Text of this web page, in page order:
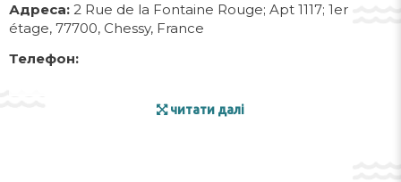
toate zonele
Шахматы / Настольные игры /
велосипеде / Ciclism
Адреса: 2 Rue de la Fontaine Rouge; Apt 1117; 1er
étage, 77700, Chessy, France
Телефон:
читати далі